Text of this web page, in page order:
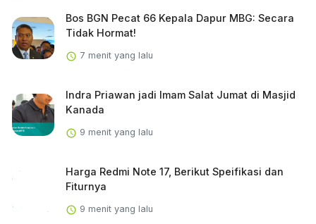
Bos BGN Pecat 66 Kepala Dapur MBG: Secara
Tidak Hormat!
7 menit yang lalu
Indra Priawan jadi Imam Salat Jumat di Masjid
Kanada
9 menit yang lalu
Harga Redmi Note 17, Berikut Speifikasi dan
Fiturnya
9 menit yang lalu